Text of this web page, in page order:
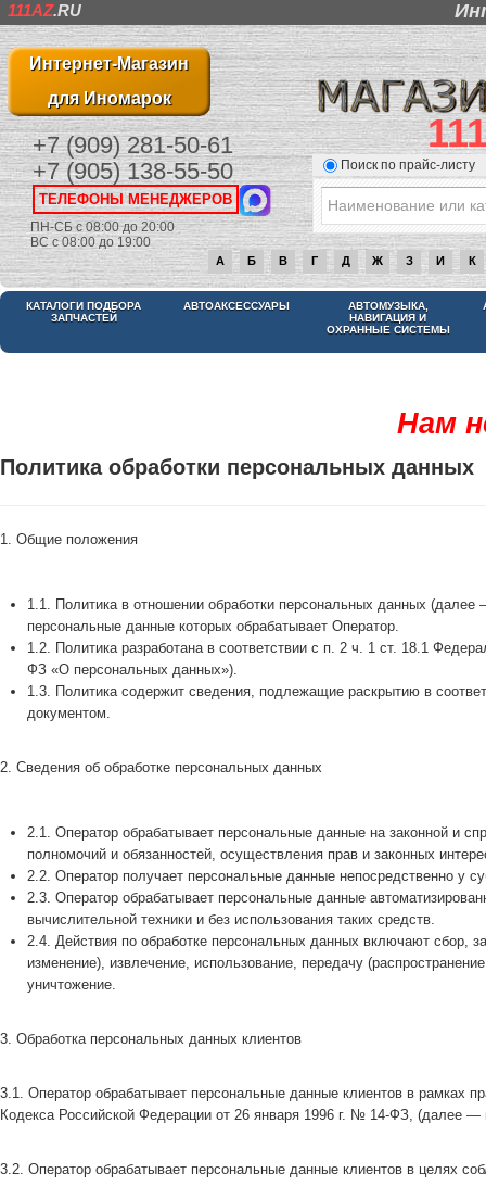
111AZ.RU
Интернет-Магазин
для Иномарок
+7 (909) 281-50-61
+7 (905) 138-55-50
ТЕЛЕФОНЫ МЕНЕДЖЕРОВ
ПН-СБ с 08:00 до 20:00
ВС с 08:00 до 19:00
Поиск по прайс-листу
А Б В Г Д Ж З И К
КАТАЛОГИ ПОДБОРА
ЗАПЧАСТЕЙ
АВТОАКСЕССУАРЫ
АВТОМУЗЫКА,
НАВИГАЦИЯ И
ОХРАННЫЕ СИСТЕМЫ
Нам
Политика обработки персональных данных
1. Общие положения
1.1. Политика в отношении обработки персональных данных
персональные данные которых обрабатывает Оператор.
1.2. Политика разработана в соответствии с п. 2 ч. 1 ст. 18.1
ФЗ «О персональных данных»).
1.3. Политика содержит сведения, подлежащие раскрытию в
документом.
2. Сведения об обработке персональных данных
2.1. Оператор обрабатывает персональные данные на законной и
полномочий и обязанностей, осуществления прав и законных
2.2. Оператор получает персональные данные непосредственно у
2.3. Оператор обрабатывает персональные данные
вычислительной техники и без использования таких средств.
2.4. Действия по обработке персональных данных включают сбор,
изменение), извлечение, использование, передачу
уничтожение.
3. Обработка персональных данных клиентов
3.1. Оператор обрабатывает персональные данные клиентов в рамках
Кодекса Российской Федерации от 26 января 1996 г. № 14-ФЗ, (далее —
3.2. Оператор обрабатывает персональные данные клиентов в целях